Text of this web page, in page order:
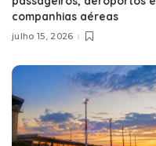
companhias aéreas
julho 15, 2026